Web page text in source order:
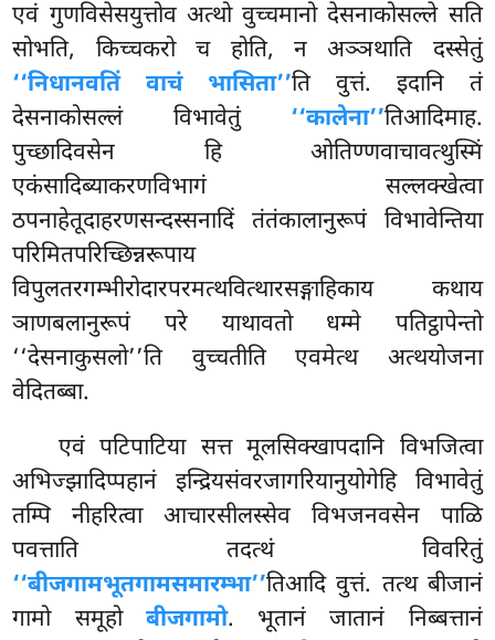
एवं गुणविसेसयुत्तोव अत्थो वुच्चमानो देसनाकोसल्ले सति
सोभति, किच्चकरो च होति, न अञ्ञथाति दस्सेतुं
‘‘निधानवतिं वाचं भासिता’’ति वुत्तं. इदानि तं
देसनाकोसल्लं विभावेतुं ‘‘कालेना’’तिआदिमाह.
पुच्छादिवसेन हि ओतिण्णवाचावत्थुस्मिं
एकंसादिब्याकरणविभागं सल्लक्खेत्वा
ठपनाहेतूदाहरणसन्दस्सनादिं तंतंकालानुरूपं विभावेन्तिया
परिमितपरिच्छिन्नरूपाय
विपुलतरगम्भीरोदारपरमत्थवित्थारसङ्गाहिकाय कथाय
ञाणबलानुरूपं परे याथावतो धम्मे पतिट्ठापेन्तो
‘‘देसनाकुसलो’’ति वुच्चतीति एवमेत्थ अत्थयोजना
वेदितब्बा.
एवंपटिपाटिया सत्त मूलसिक्खापदानि विभजित्वा
अभिज्झादिप्पहानं इन्द्रियसंवरजागरियानुयोगेहि विभावेतुं
तम्पि नीहरित्वा आचारसीलस्सेव विभजनवसेन पाळि
पवत्ताति तदत्थं विवरितुं
‘‘बीजगामभूतगामसमारम्भा’’तिआदि वुत्तं. तत्थ बीजानं
गामो समूहो बीजगामो. भूतानं जातानं निब्बत्तानं